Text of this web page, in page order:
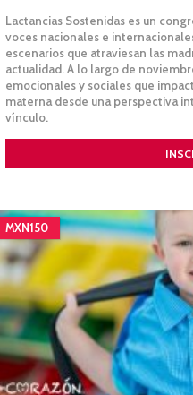
Lactancias Sostenidas es un
voces nacionales e
escenarios que atraviesan las
actualidad. A lo largo de
emocionales y sociales que
materna desde una perspectiva
vínculo.
MXN150